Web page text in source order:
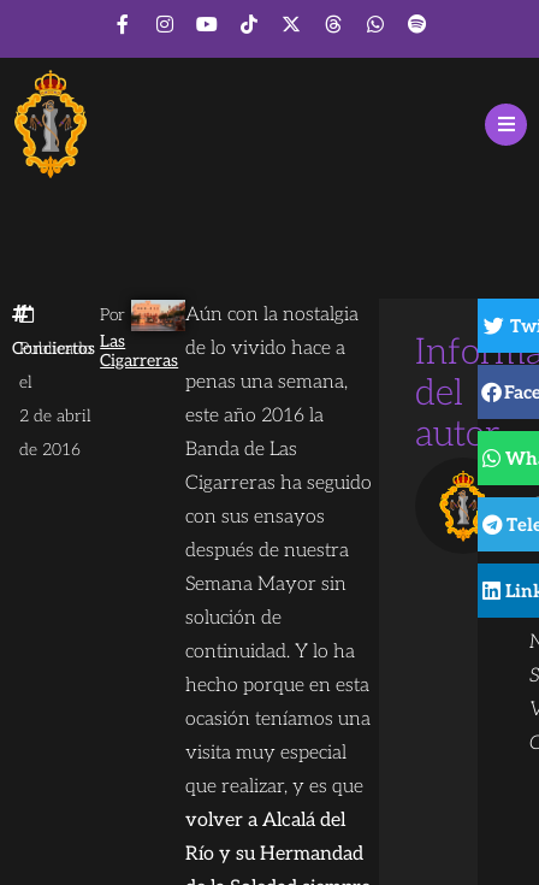
Conciertos
Publicado
el
2 de abril
de 2016
Por
Las
Cigarreras
Aún con la nostalgia
de lo vivido hace a
penas una semana,
este año 2016 la
Banda de Las
Cigarreras ha seguido
con sus ensayos
después de nuestra
Semana Mayor sin
solución de
continuidad. Y lo ha
hecho porque en esta
ocasión teníamos una
visita muy especial
que realizar, y es que
volver a Alcalá del
Río y su Hermandad
del
autor